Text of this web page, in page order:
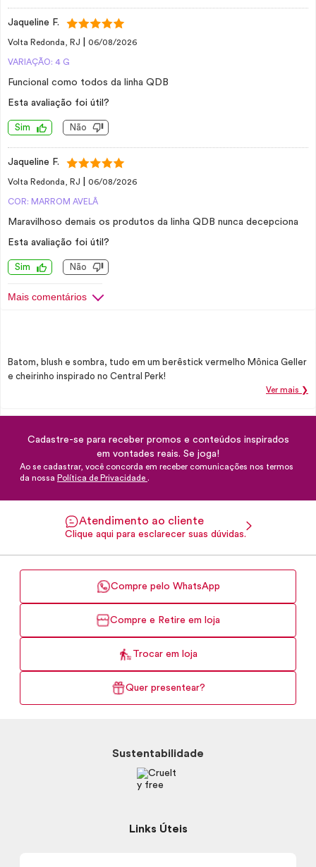
Jaqueline F.
Volta Redonda, RJ 06/08/2026
VARIAÇÃO: 4 G
Funcional como todos da linha QDB
Esta avaliação foi útil?
Sim Não
Jaqueline F.
Volta Redonda, RJ 06/08/2026
COR: MARROM AVELÂ
Maravilhoso demais os produtos da linha QDB nunca decepciona
Esta avaliação foi útil?
Sim Não
Mais comentários
Batom, blush e sombra, tudo em um berêstick vermelho Mônica Geller
e cheirinho inspirado no Central Perk!
Ver mais ❯
Cadastre-se para receber promos e conteúdos inspirados
em vontades reais. Se joga!
Ao se cadastrar, você concorda em receber comunicações nos termos
da nossa Política de Privacidade .
Atendimento ao cliente
Clique aqui para esclarecer suas dúvidas.
Compre pelo WhatsApp
Compre e Retire em loja
Trocar em loja
Quer presentear?
Sustentabilidade
Links Úteis